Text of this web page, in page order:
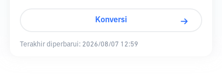
Konversi
Terakhir diperbarui: 2026/08/07 12:59